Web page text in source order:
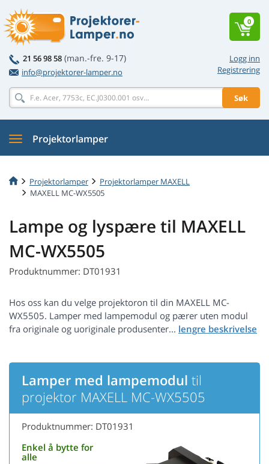
Logg inn
Registrering
21 56 98 58 (man.-fre. 9-17)
info@projektorer-lamper.no
Søk
0
Projektorlamper
Projektorlamper
Projektorlamper MAXELL
MAXELL MC-WX5505
Lampe og lyspære til MAXELL
MC-WX5505
Produktnummer: DT01931
Hos oss kan du velge projektoron til din MAXELL MC-
WX5505. Lamper med lampemodul og pærer uten modul
fra originale og uoriginale produsenter...
Lamper med lampemodul til
projektor MAXELL MC-WX5505
Produktnummer: DT01931
Enkel å bytte for
alle